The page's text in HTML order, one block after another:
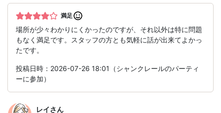
満足
場所が少々わかりにくかったのですが、それ以外は特に問題
もなく満足です。スタッフの方とも気軽に話が出来てよかっ
たです。
投稿日時：2026-07-26 18:01（シャンクレールのパーティ
ーに参加）
レイさん